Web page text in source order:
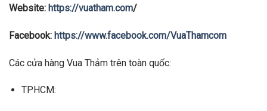
Website: https://vuatham.com/
Facebook: https://www.facebook.com/VuaThamcom
Các cửa hàng Vua Thảm trên toàn quốc:
TPHCM: